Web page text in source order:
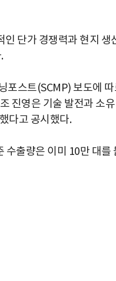
단가 경쟁력과 현지
포스트(SCMP) 보도에
진영은 기술 발전과 소
다고 공시했다.
수출량은 이미 10만 대